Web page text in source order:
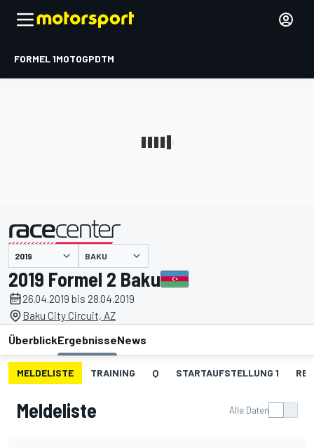
FORMEL 1MOTOGPDTM
BAKU
2019 Formel 2 Baku
26.04.2019 bis 28.04.2019
Baku City Circuit, AZ
ÜberblickErgebnisseNews
MELDELISTE TRAINING Q STARTAUFSTELLUNG 1
Meldeliste Alle Daten